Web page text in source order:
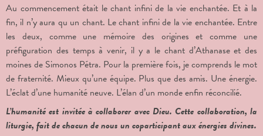
Au commencement était le chant infini de la vie enchantée. Et à la
fin, il n’y aura qu un chant. Le chant infini de la vie enchantée. Entre
les deux, comme une mémoire des origines et comme une
préfiguration des temps à venir, il y a le chant d’Athanase et des
moines de Simonos Pétra. Pour la première fois, je comprends le mot
de fraternité. Mieux qu’une équipe. Plus que des amis. Une énergie.
L’éclat d’une humanité neuve. L’élan d’un monde enfin réconcilié.
L’humanité est invitée à collaborer avec Dieu. Cette collaboration, la
liturgie, fait de chacun de nous un coparticipant aux énergies divines.